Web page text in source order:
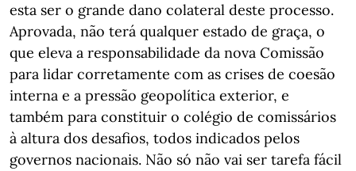
esta ser o grande dano colateral deste processo.
Aprovada, não terá qualquer estado de graça, o
que eleva a responsabilidade da nova Comissão
para lidar corretamente com as crises de coesão
interna e a pressão geopolítica exterior, e
também para constituir o colégio de comissários
à altura dos desafios, todos indicados pelos
governos nacionais. Não só não vai ser tarefa fácil